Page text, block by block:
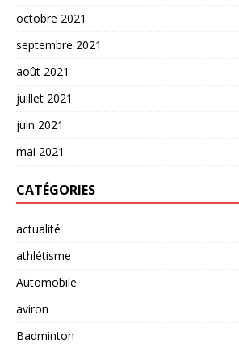
octobre 2021
septembre 2021
août 2021
juillet 2021
juin 2021
mai 2021
CATÉGORIES
actualité
athlétisme
Automobile
aviron
Badminton